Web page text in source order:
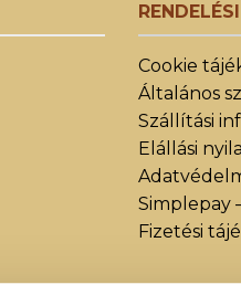
Cookie
Általános
Szállítási
Elállási
Simplepay
Fizetési